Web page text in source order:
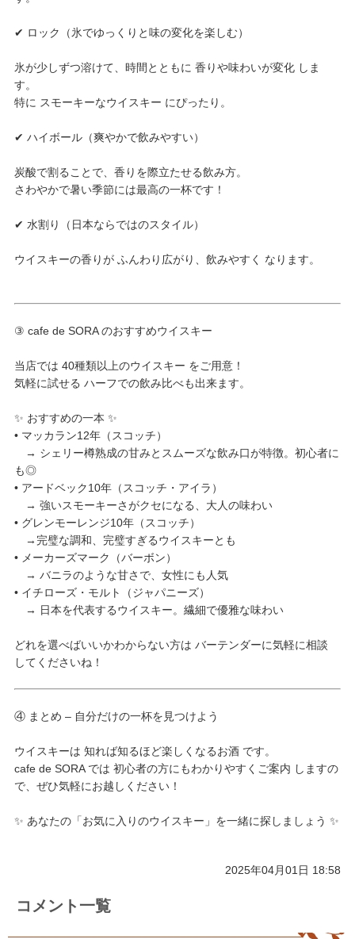
✔ ロック（氷でゆっくりと味の変化を楽しむ）
氷が少しずつ溶けて、時間とともに 香りや味わいが変化 しま
す。
特に スモーキーなウイスキー にぴったり。
✔ ハイボール（爽やかで飲みやすい）
炭酸で割ることで、香りを際立たせる飲み方。
さわやかで暑い季節には最高の一杯です！
✔ 水割り（日本ならではのスタイル）
ウイスキーの香りが ふんわり広がり、飲みやすく なります。
③ cafe de SORA のおすすめウイスキー
当店では 40種類以上のウイスキー をご用意！
気軽に試せる ハーフでの飲み比べも出来ます。
✨ おすすめの一本 ✨
• マッカラン12年（スコッチ）
→ シェリー樽熟成の甘みとスムーズな飲み口が特徴。初心者に
も◎
• アードベック10年（スコッチ・アイラ）
→ 強いスモーキーさがクセになる、大人の味わい
• グレンモーレンジ10年（スコッチ）
→完璧な調和、完璧すぎるウイスキーとも
• メーカーズマーク（バーボン）
→ バニラのような甘さで、女性にも人気
• イチローズ・モルト（ジャパニーズ）
→ 日本を代表するウイスキー。繊細で優雅な味わい
どれを選べばいいかわからない方は バーテンダーに気軽に相談
してくださいね！
④ まとめ – 自分だけの一杯を見つけよう
ウイスキーは 知れば知るほど楽しくなるお酒 です。
cafe de SORA では 初心者の方にもわかりやすくご案内 しますの
で、ぜひ気軽にお越しください！
✨ あなたの「お気に入りのウイスキー」を一緒に探しましょう ✨
2025年04月01日 18:58
コメント一覧